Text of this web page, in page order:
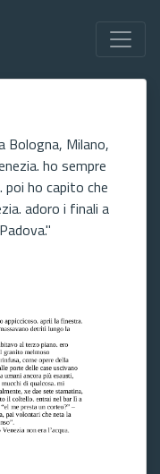
Bologna, Milano,
ho sempre
poi ho capito che
adoro i finali a